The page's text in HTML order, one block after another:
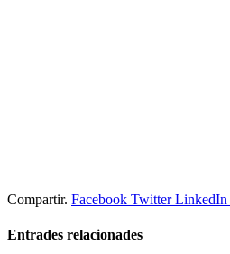
Compartir. Facebook Twitter LinkedIn
Entrades relacionades